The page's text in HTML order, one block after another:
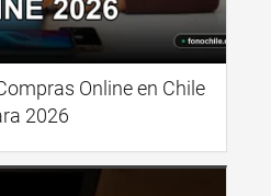
Online en Chile
2026